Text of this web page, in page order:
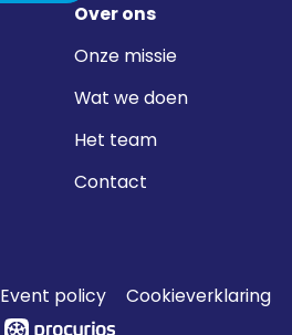
Over ons
Onze missie
Wat we doen
Het team
Contact
Event policy
Cookieverklaring